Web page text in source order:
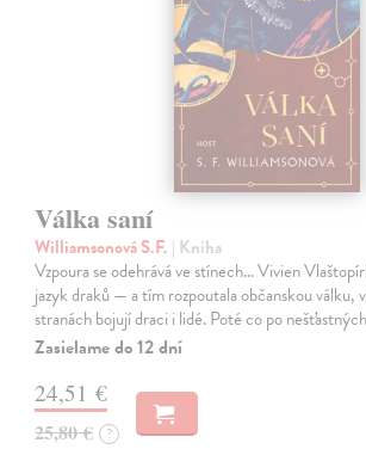
Válka saní
Williamsonová S.F. | Kniha
Vzpoura se odehrává ve stínech… Vivien
jazyk draků — a tím rozpoutala občanskou válku,
stranách bojují draci i lidé. Poté co po
Zasielame do 12 dní
24,51 €
25,80 € ?